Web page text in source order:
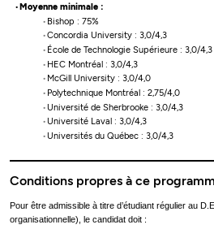
Moyenne minimale :
Bishop : 75%
Concordia University : 3,0/4,3
École de Technologie Supérieure : 3,0/4,3
HEC Montréal : 3,0/4,3
McGill University : 3,0/4,0
Polytechnique Montréal : 2,75/4,0
Université de Sherbrooke : 3,0/4,3
Université Laval : 3,0/4,3
Universités du Québec : 3,0/4,3
Conditions propres à ce
Pour être admissible à titre d’étudiant régulier au
organisationnelle), le candidat doit :